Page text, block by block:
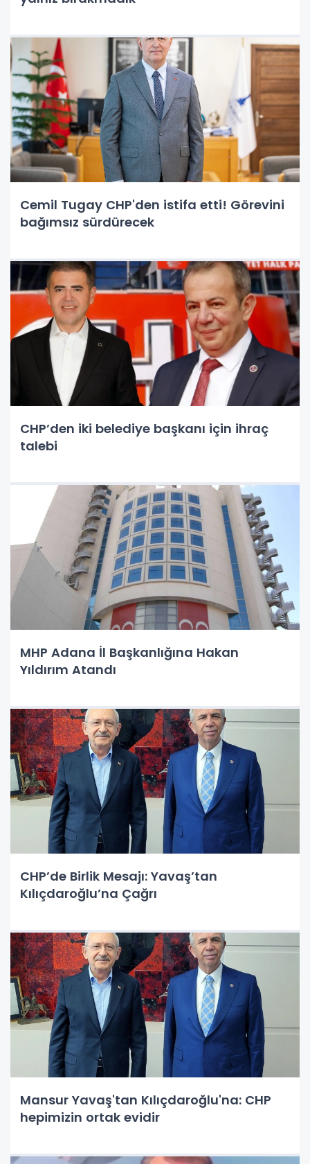
Cemil Tugay CHP'den istifa etti! Görevini
bağımsız sürdürecek
CHP’den iki belediye başkanı için ihraç
talebi
MHP Adana İl Başkanlığına Hakan
Yıldırım Atandı
CHP’de Birlik Mesajı: Yavaş’tan
Kılıçdaroğlu’na Çağrı
Mansur Yavaş'tan Kılıçdaroğlu'na: CHP
hepimizin ortak evidir